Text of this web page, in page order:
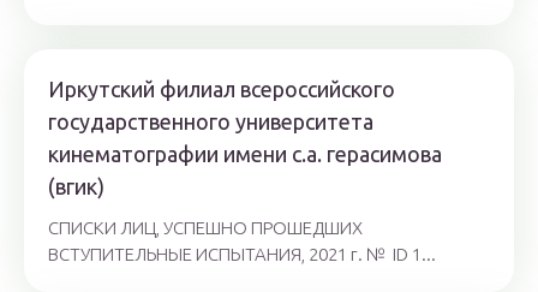
Иркутский филиал всероссийского
государственного университета
кинематографии имени с.а. герасимова
(вгик)
СПИСКИ ЛИЦ, УСПЕШНО ПРОШЕДШИХ
ВСТУПИТЕЛЬНЫЕ ИСПЫТАНИЯ, 2021 г. № ID 1...